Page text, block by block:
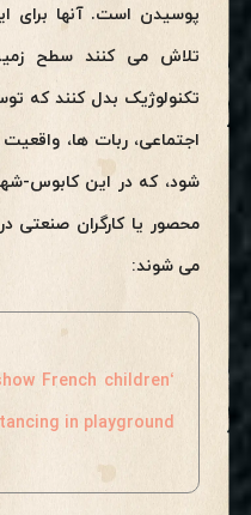
پوسیدن است. آنها برای
تلاش می کنند سطح
تکنولوژیک بدل کنند که
اجتماعی، ربات ها،
شود، که در این کابوس-شهر
محصور یا کارگران صنعتی
می شوند:
French children
in playground